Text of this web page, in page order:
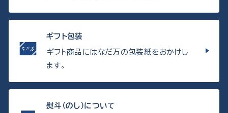
ギフト包装
ギフト商品にはなだ万の包装紙をおかけし
ます。
熨斗（のし）について